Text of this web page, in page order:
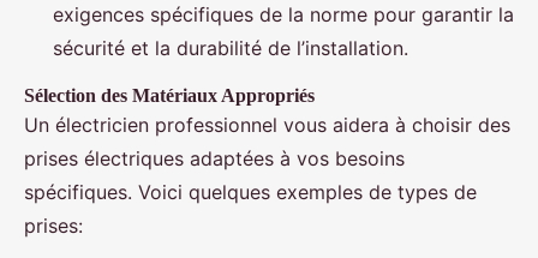
exigences spécifiques de la norme pour garantir la
sécurité et la durabilité de l’installation.
Sélection des Matériaux Appropriés
Un électricien professionnel vous aidera à choisir des
prises électriques adaptées à vos besoins
spécifiques. Voici quelques exemples de types de
prises: